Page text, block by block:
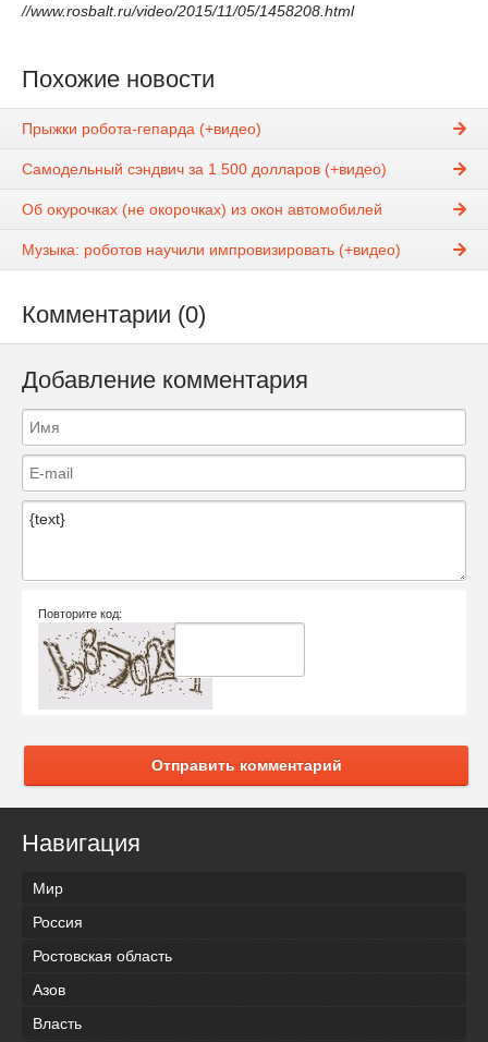
//www.rosbalt.ru/video/2015/11/05/1458208.html
Похожие новости
Прыжки робота-гепарда (+видео)
Самодельный сэндвич за 1 500 долларов (+видео)
Об окурочках (не окорочках) из окон автомобилей
Музыка: роботов научили импровизировать (+видео)
Комментарии (0)
Добавление комментария
Повторите код:
Отправить комментарий
Навигация
Мир
Россия
Ростовская область
Азов
Власть